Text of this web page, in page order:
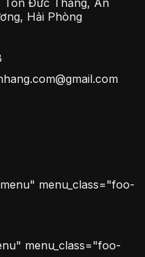
Hải Phòng
menu_class="foo-
menu_class="foo-